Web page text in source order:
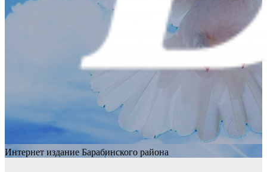
Интернет издание Барабинского района